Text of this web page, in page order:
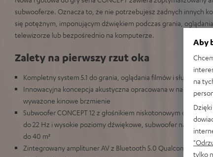
subwooferze. Oznacza to, że nie potrzebujesz żadnych innych
się potężnym, imponującym dźwiękiem podczas grania,
telewizorze lub bezpośrednio na komputerze.
Zalety na pierwszy rzut oka
Kompletny system 5.1 do grania, oglądania filmów i słuchania
Innowacyjna koncepcja akustyczna opracowana w naszym
wyważone kinowe brzmienie
Subwoofer CONCEPT 12 z głośnikiem niskotonowym o
do 22 Hz i wysokie poziomy dźwiękowe, subwoofer nadaje
do 40 m²
Zintegrowany amplituner AV z Bluetooth 5.0 Qualcomm®
Aby
na
tylko